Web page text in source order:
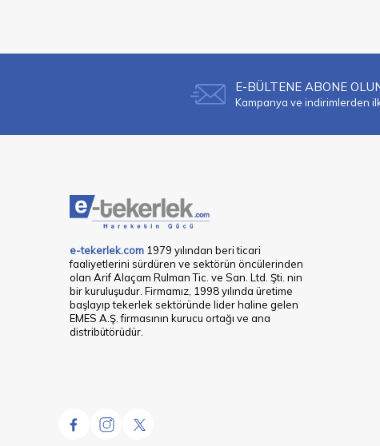
E-BÜLTENE ABONE
Kampanya ve indirimlerden
e-tekerlek.com 1979 yılından beri ticari
faaliyetlerini sürdüren ve sektörün öncülerinden
olan Arif Alaçam Rulman Tic. ve San. Ltd. Şti. nin
bir kuruluşudur. Firmamız, 1998 yılında üretime
başlayıp tekerlek sektöründe lider haline gelen
EMES A.Ş. firmasının kurucu ortağı ve ana
distribütörüdür.